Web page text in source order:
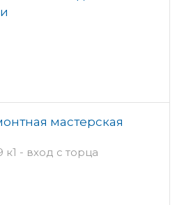
мастерская
к1 - вход с торца